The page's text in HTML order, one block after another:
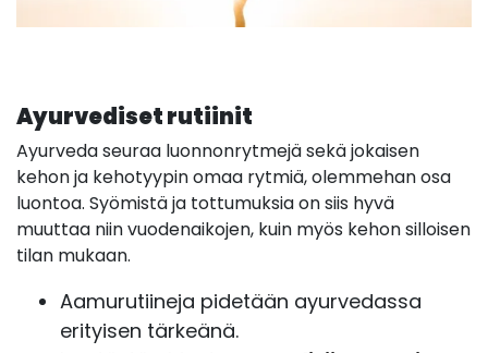
Ayurvediset rutiinit
Ayurveda seuraa luonnonrytmejä sekä jokaisen
kehon ja kehotyypin omaa rytmiä, olemmehan osa
luontoa. Syömistä ja tottumuksia on siis hyvä
muuttaa niin vuodenaikojen, kuin myös kehon silloisen
tilan mukaan.
Aamurutiineja pidetään ayurvedassa
erityisen tärkeänä.